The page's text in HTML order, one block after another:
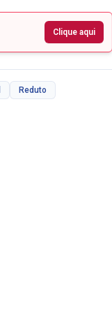
Clique aqui
Reduto